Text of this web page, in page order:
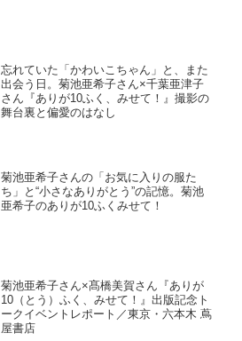
忘れていた「かわいこちゃん」と、また
出会う日。菊池亜希子さん×千葉亜津子
さん『ありが10ふく、みせて！』撮影の
舞台裏と偏愛のはなし
菊池亜希子さんの「お気に入りの服た
ち」と“小さなありがとう”の記憶。菊池
亜希子のありが10ふくみせて！
菊池亜希子さん×髙橋美賀さん『ありが
10（とう）ふく、みせて！』出版記念ト
ークイベントレポート／東京・六本木 蔦
屋書店